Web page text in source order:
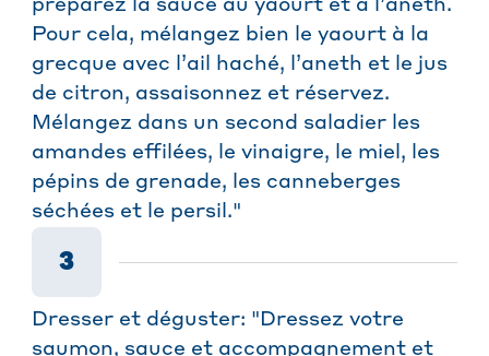
préparez la sauce au yaourt et à l’aneth.
Pour cela, mélangez bien le yaourt à la
grecque avec l’ail haché, l’aneth et le jus
de citron, assaisonnez et réservez.
Mélangez dans un second saladier les
amandes effilées, le vinaigre, le miel, les
pépins de grenade, les canneberges
séchées et le persil."
3
Dresser et déguster: "Dressez votre
saumon, sauce et accompagnement et